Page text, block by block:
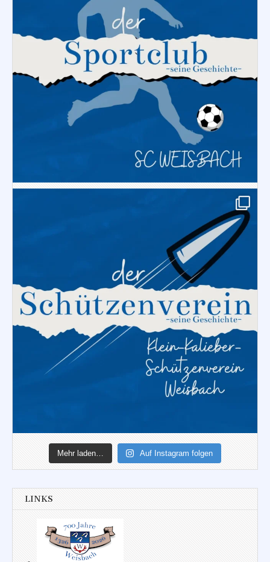
Mehr laden… Auf Instagram folgen
LINKS